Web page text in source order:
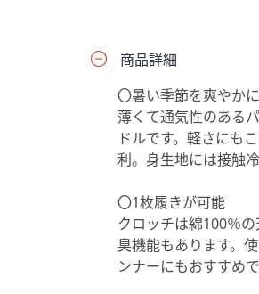
商品詳細
〇暑い季節を爽やか
薄くて通気性のある
ドルです。軽さにも
利。身生地には接触
〇1枚履きが可能
クロッチは綿100％
臭機能もあります。
ンナーにもおすすめ